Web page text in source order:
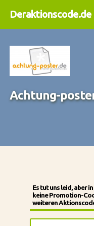
Deraktionscode.de
Achtung-
Es tut uns leid, aber
keine Promotion-
weiteren